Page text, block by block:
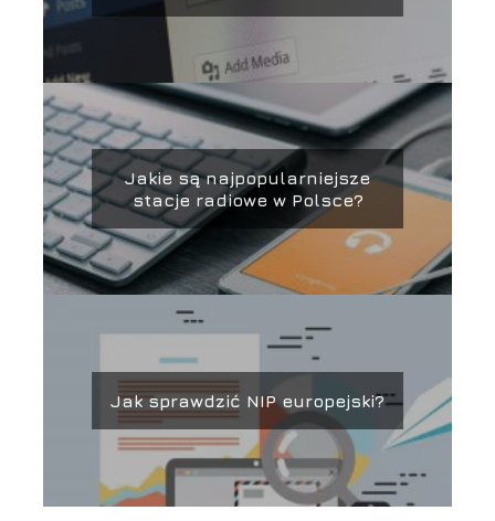
Jakie są najpopularniejsze
stacje radiowe w Polsce?
Jak sprawdzić NIP europejski?